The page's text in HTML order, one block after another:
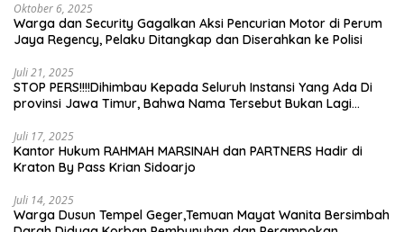
Oktober 6, 2025
Warga dan Security Gagalkan Aksi Pencurian Motor di Perum
Jaya Regency, Pelaku Ditangkap dan Diserahkan ke Polisi
Juli 21, 2025
STOP PERS!!!!Dihimbau Kepada Seluruh Instansi Yang Ada Di
provinsi Jawa Timur, Bahwa Nama Tersebut Bukan Lagi
Juli 17, 2025
Kantor Hukum RAHMAH MARSINAH dan PARTNERS Hadir di
Kraton By Pass Krian Sidoarjo
Juli 14, 2025
Warga Dusun Tempel Geger,Temuan Mayat Wanita Bersimbah